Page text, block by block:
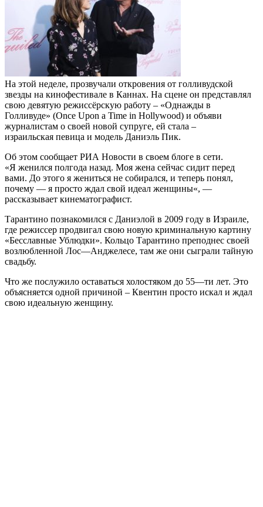
На этой неделе, прозвучали откровения от голливудской
звезды на кинофестивале в Каннах. На сцене он представлял
свою девятую режиссёрскую работу – «Однажды в
Голливуде» (Once Upon a Time in Hollywood) и объяви
журналистам о своей новой супруге, ей стала –
израильская певица и модель Даниэль Пик.
Об этом сообщает РИА Новости в своем блоге в сети.
«Я женился полгода назад. Моя жена сейчас сидит перед
вами. До этого я жениться не собирался, и теперь понял,
почему — я просто ждал свой идеал женщины«, —
рассказывает кинематографист.
Тарантино познакомился с Даниэлой в 2009 году в Израиле,
где режиссер продвигал свою новую криминальную картину
«Бесславные Ублюдки». Кольцо Тарантино преподнес своей
возлюбленной Лос—Анджелесе, там же они сыграли тайную
свадьбу.
Что же послужило оставаться холостяком до 55—ти лет. Это
объясняется одной причиной – Квентин просто искал и ждал
свою идеальную женщину.